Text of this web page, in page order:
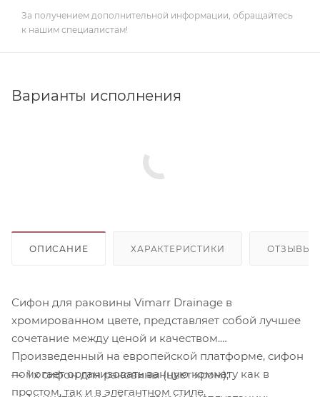
За получением дополнительной информации, обращайтесь
к нашим специалистам!
Варианты исполнения
ОПИСАНИЕ ХАРАКТЕРИСТИКИ ОТЗЫВЫ
Сифон для раковины Vimarr Drainage в
хромированном цвете, представляет собой лучшее
сочетание между ценой и качеством.
Произведенный на европейской платформе, сифон
помогает организовать ванную комнату как в
простом, так и в элегантном стиле.
1 x сифон для раковины (цвет хром);